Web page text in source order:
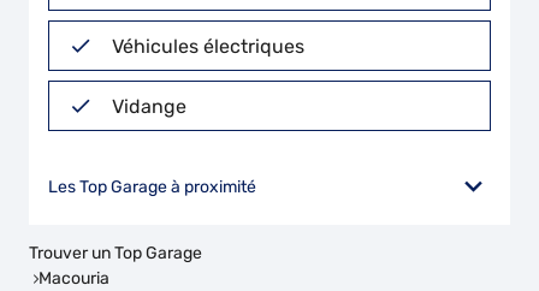
Véhicules électriques
Vidange
Les Top Garage à proximité
Trouver un Top Garage
Macouria